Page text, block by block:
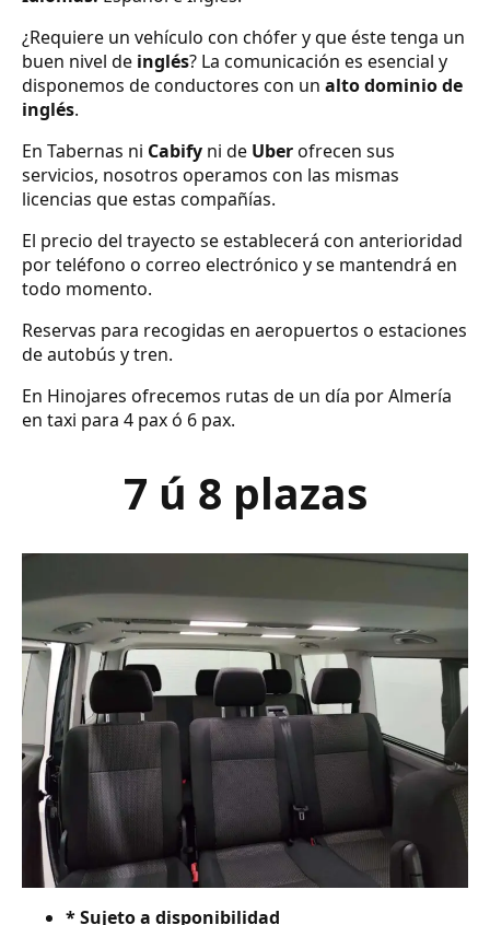
¿Requiere un vehículo con chófer y que éste tenga un
buen nivel de inglés? La comunicación es esencial y
disponemos de conductores con un alto dominio de
inglés.
En Tabernas ni Cabify ni de Uberofrecen sus
servicios, nosotros operamos con las mismas
licencias que estas compañías.
El precio del trayecto se establecerá con anterioridad
por teléfono o correo electrónico y se mantendrá en
todo momento.
Reservas para recogidas en aeropuertos o estaciones
de autobús y tren.
En Hinojares ofrecemos rutas de un día por Almería
en taxi para 4 pax ó 6 pax.
7 ú 8 plazas
* Sujeto a disponibilidad